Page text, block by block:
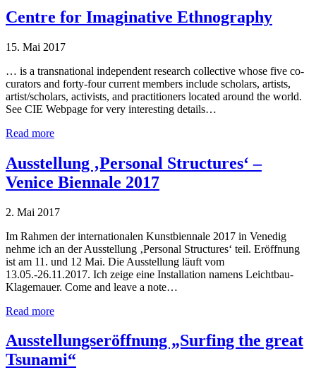
Centre for Imaginative Ethnography
15. Mai 2017
… is a transnational independent research collective whose five co-
curators and forty-four current members include scholars, artists,
artist/scholars, activists, and practitioners located around the world.
See CIE Webpage for very interesting details…
Read more
Ausstellung ‚Personal Structures‘ –
Venice Biennale 2017
2. Mai 2017
Im Rahmen der internationalen Kunstbiennale 2017 in Venedig
nehme ich an der Ausstellung ‚Personal Structures‘ teil. Eröffnung
ist am 11. und 12 Mai. Die Ausstellung läuft vom
13.05.-26.11.2017. Ich zeige eine Installation namens Leichtbau-
Klagemauer. Come and leave a note…
Read more
Ausstellungseröffnung „Surfing the great
Tsunami“